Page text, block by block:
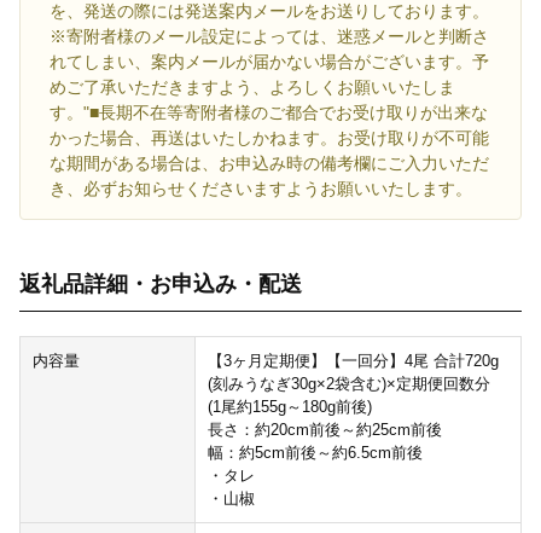
を、発送の際には発送案内メールをお送りしております。
※寄附者様のメール設定によっては、迷惑メールと判断さ
れてしまい、案内メールが届かない場合がございます。予
めご了承いただきますよう、よろしくお願いいたしま
す。"■長期不在等寄附者様のご都合でお受け取りが出来な
かった場合、再送はいたしかねます。お受け取りが不可能
な期間がある場合は、お申込み時の備考欄にご入力いただ
き、必ずお知らせくださいますようお願いいたします。
返礼品詳細・お申込み・配送
内容量
【3ヶ月定期便】【一回分】4尾 合計720g
(刻みうなぎ30g×2袋含む)×定期便回数分
(1尾約155g～180g前後)
長さ：約20cm前後～約25cm前後
幅：約5cm前後～約6.5cm前後
・タレ
・山椒